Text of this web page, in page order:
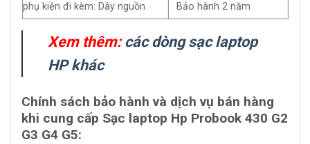
phụ kiện đi kèm: Dây nguồn Bảo hành 2 năm
Xem thêm: cácdòng sạc laptop
HP khác
Chính sách bảo hành và dịch vụ bán hàng
khi cung cấp Sạc laptop Hp Probook 430 G2
G3 G4 G5: